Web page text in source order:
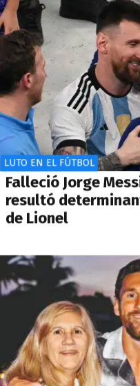
LUTO EN EL FÚTBOL
Falleció Jorge
resultó
de Lionel